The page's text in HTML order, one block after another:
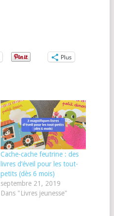
Plus
Cache-cache feutrine : des
livres d’éveil pour les tout-
petits (dès 6 mois)
septembre 21, 2019
Dans "Livres jeunesse"